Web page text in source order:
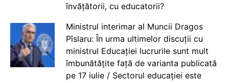
învățătorii, cu educatorii?
Ministrul interimar al Muncii Dragos
Pîslaru: În urma ultimelor discuții cu
ministrul Educației lucrurile sunt mult
îmbunătățite față de varianta publicată
pe 17 iulie / Sectorul educației este